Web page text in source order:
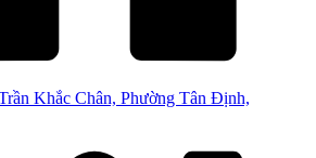
Khắc Chân, Phường Tân Định,